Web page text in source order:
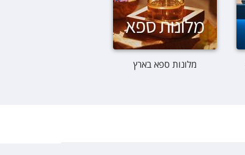
מלונות ספא בארץ